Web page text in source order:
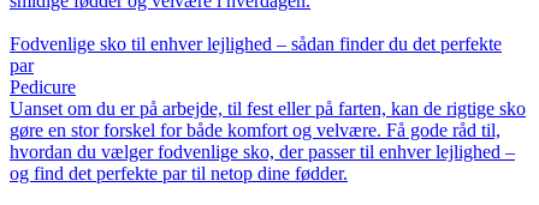
Fodvenlige sko til enhver lejlighed – sådan finder du det perfekte
par
Pedicure
Uanset om du er på arbejde, til fest eller på farten, kan de rigtige sko
gøre en stor forskel for både komfort og velvære. Få gode råd til,
hvordan du vælger fodvenlige sko, der passer til enhver lejlighed –
og find det perfekte par til netop dine fødder.